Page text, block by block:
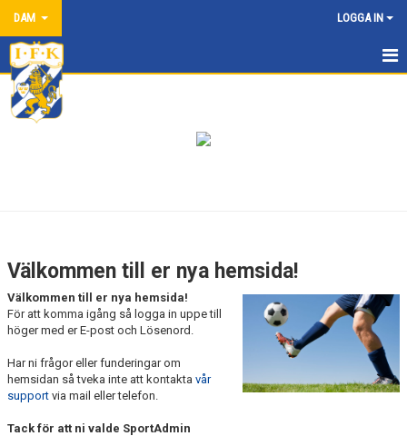
DAM LOGGA IN
HEM
DOKUMENT
KONTAKT
Välkommen till er nya hemsida!
Välkommen till er nya hemsida!
För att komma igång så logga in uppe till
höger med er E-post och Lösenord.
Har ni frågor eller funderingar om
hemsidan så tveka inte att kontakta vår
support via mail eller telefon.
Tack för att ni valde SportAdmin